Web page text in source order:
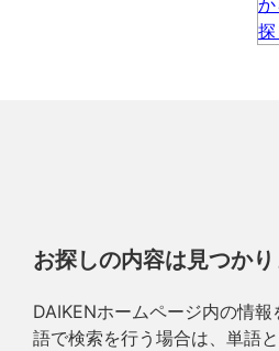
お探しの内容は見つかり
DAIKENホームページ内の情
語で検索を行う場合は、単語